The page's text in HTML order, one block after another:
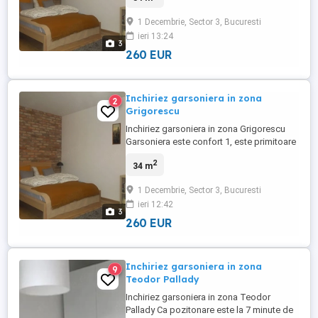
3
123 Are 34 mp, masina de spalat, centrala,
etaj 3 Pentru mai multe detalii ma puteti
apela
1 Decembrie, Sector 3, Bucuresti
ieri 13:24
260 EUR
3
2
Inchiriez garsoniera in zona
Grigorescu
Inchiriez garsoniera in zona Grigorescu
Garsoniera este confort 1, este primitoare
minute de mers pe jos de metroul
123 Are 34 mp, masina de spalat,
centrala,etaj 3 Pentru mai multe detalii ma
puteti apela
34 m2
1 Decembrie, Sector 3, Bucuresti
ieri 12:42
260 EUR
9
Inchiriez garsoniera in zona
Teodor Pallady
Inchiriez garsoniera in zona Teodor
Pallady Ca pozitonare este la 7 minute de